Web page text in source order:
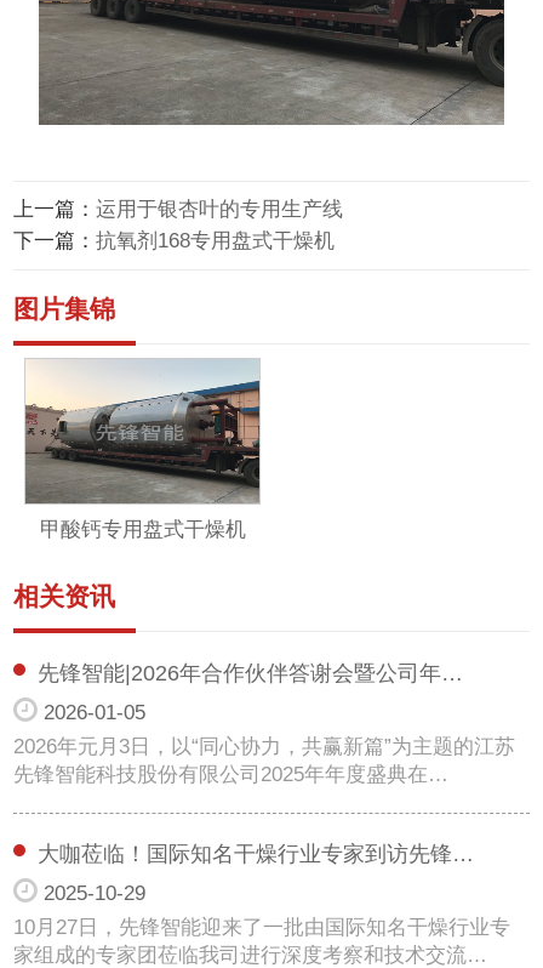
上一篇：运用于银杏叶的专用生产线
下一篇：抗氧剂168专用盘式干燥机
图片集锦
甲酸钙专用盘式干燥机
相关资讯
先锋智能|2026年合作伙伴答谢会暨公司年…
2026-01-05
2026年元月3日，以“同心协力，共赢新篇”为主题的江苏
先锋智能科技股份有限公司2025年年度盛典在…
大咖莅临！国际知名干燥行业专家到访先锋…
2025-10-29
10月27日，先锋智能迎来了一批由国际知名干燥行业专
家组成的专家团莅临我司进行深度考察和技术交流…